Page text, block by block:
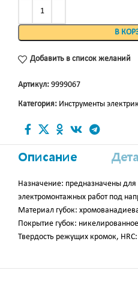
В
Добавить в список желаний
Артикул: 9999067
Категория: Инструменты
Описание
Назначение: предназначены
электромонтажных работ под
Материал губок:
Покрытие губок:
Твердость режущих кромок,